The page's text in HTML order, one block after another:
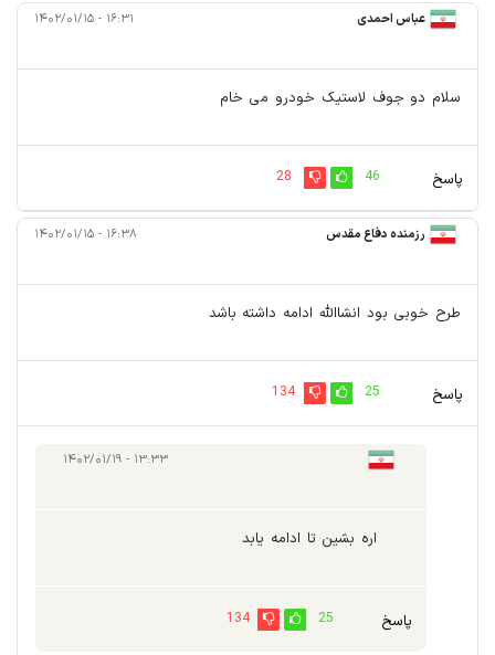
عباس احمدی ۱۶:۳۱ - ۱۴۰۲/۰۱/۱۵
سلام دو جوف لاستیک خودرو می خام
پاسخ 46
28
رزمنده دفاع مقدس ۱۶:۳۸ - ۱۴۰۲/۰۱/۱۵
طرح خوبی بود انشاالله ادامه داشته باشد
پاسخ 25
134
۱۳:۳۳ - ۱۴۰۲/۰۱/۱۹
اره بشین تا ادامه یابد
پاسخ 25
134